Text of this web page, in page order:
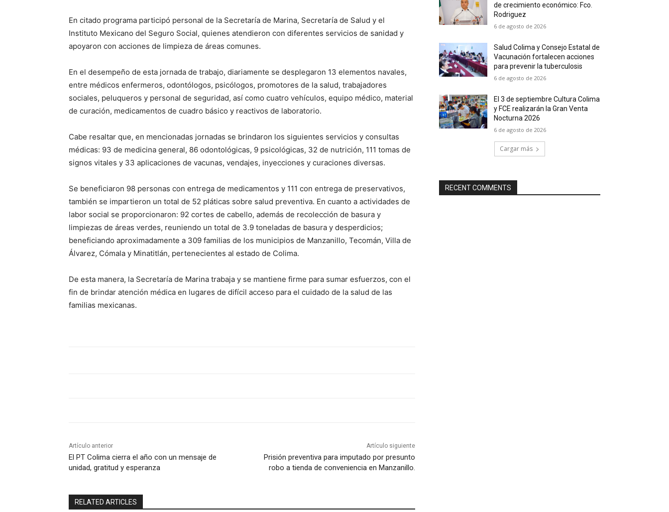
En citado programa participó personal de la Secretaría de Marina, Secretaría de Salud y el
Instituto Mexicano del Seguro Social, quienes atendieron con diferentes servicios de sanidad y
apoyaron con acciones de limpieza de áreas comunes.
En el desempeño de esta jornada de trabajo, diariamente se desplegaron 13 elementos navales,
entre médicos enfermeros, odontólogos, psicólogos, promotores de la salud, trabajadores
sociales, peluqueros y personal de seguridad, así como cuatro vehículos, equipo médico, material
de curación, medicamentos de cuadro básico y reactivos de laboratorio.
Cabe resaltar que, en mencionadas jornadas se brindaron los siguientes servicios y consultas
médicas: 93 de medicina general, 86 odontológicas, 9 psicológicas, 32 de nutrición, 111 tomas de
signos vitales y 33 aplicaciones de vacunas, vendajes, inyecciones y curaciones diversas.
Se beneficiaron 98 personas con entrega de medicamentos y 111 con entrega de preservativos,
también se impartieron un total de 52 pláticas sobre salud preventiva. En cuanto a actividades de
labor social se proporcionaron: 92 cortes de cabello, además de recolección de basura y
limpiezas de áreas verdes, reuniendo un total de 3.9 toneladas de basura y desperdicios;
beneficiando aproximadamente a 309 familias de los municipios de Manzanillo, Tecomán, Villa de
Álvarez, Cómala y Minatitlán, pertenecientes al estado de Colima.
De esta manera, la Secretaría de Marina trabaja y se mantiene firme para sumar esfuerzos, con el
fin de brindar atención médica en lugares de difícil acceso para el cuidado de la salud de las
familias mexicanas.
Artículo anterior
El PT Colima cierra el año con un mensaje de
unidad, gratitud y esperanza
Artículo siguiente
Prisión preventiva para imputado por presunto
robo a tienda de conveniencia en Manzanillo.
RELATED ARTICLES
de crecimiento económico: Fco.
Rodriguez
6 de agosto de 2026
Salud Colima y Consejo Estatal de
Vacunación fortalecen acciones
para prevenir la tuberculosis
6 de agosto de 2026
El 3 de septiembre Cultura Colima
y FCE realizarán la Gran Venta
Nocturna 2026
6 de agosto de 2026
Cargar más
RECENT COMMENTS